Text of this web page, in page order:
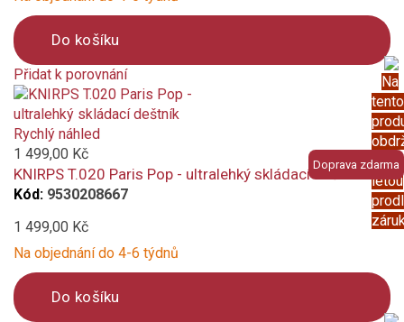
Na
tento
5
letou
Do košíku
Přidat k porovnání
Product
is
added
to
compare
Doprava zdarma
Rychlý náhled
1 499,00 Kč
KNIRPS T.020 Paris Pop - ultralehký skládací deštník
Kód: 9530208667
1 499,00 Kč
Na objednání do 4-6 týdnů
Do košíku